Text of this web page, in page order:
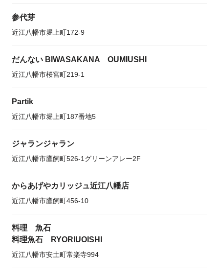
参代芽
近江八幡市堀上町172-9
だんない BIWASAKANA OUMIUSHI
近江八幡市桜宮町219-1
Partik
近江八幡市堀上町187番地5
ジャランジャラン
近江八幡市鷹飼町526-1グリーンアレー2F
からあげやカリッジュ近江八幡店
近江八幡市鷹飼町456-10
料理 魚石
料理魚石 RYORIUOISHI
近江八幡市安土町常楽寺994